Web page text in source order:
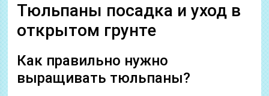
Тюльпаны посадка и уход в
открытом грунте
Как правильно нужно
выращивать тюльпаны?